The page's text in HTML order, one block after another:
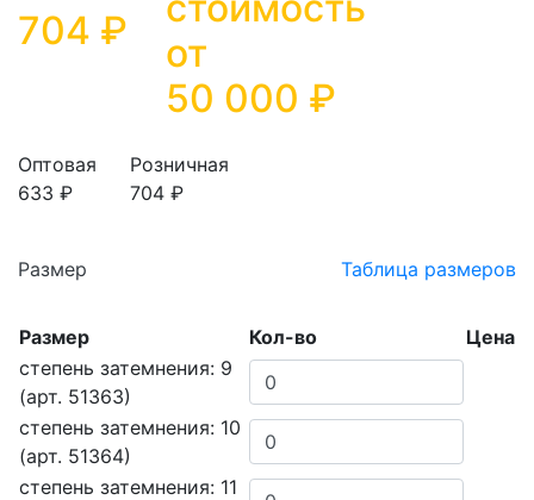
704 ₽
от
50 000 ₽
Оптовая
633 ₽
Розничная
704 ₽
Размер Таблица размеров
Размер Кол-во
Цена
степень затемнения: 9
(арт. 51363)
степень затемнения: 10
(арт. 51364)
степень затемнения: 11